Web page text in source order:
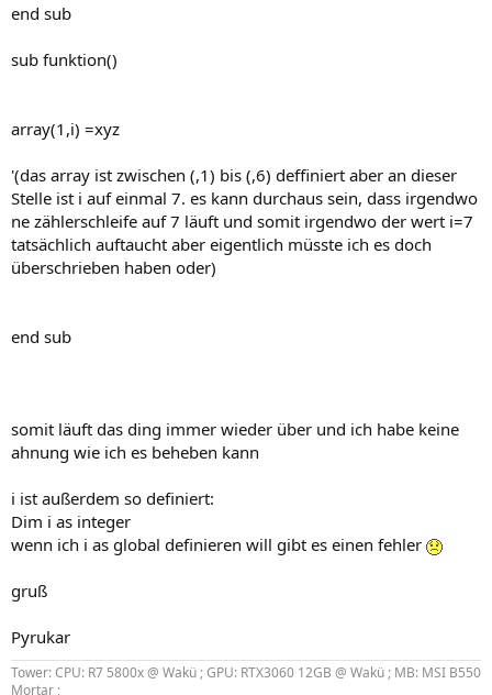
end sub
sub funktion()
array(1,i) =xyz
'(das array ist zwischen (,1) bis (,6) deffiniert aber an dieser
Stelle ist i auf einmal 7. es kann durchaus sein, dass irgendwo
ne zählerschleife auf 7 läuft und somit irgendwo der wert i=7
tatsächlich auftaucht aber eigentlich müsste ich es doch
überschrieben haben oder)
end sub
somit läuft das ding immer wieder über und ich habe keine
ahnung wie ich es beheben kann
i ist außerdem so definiert:
Dim i as integer
wenn ich i as global definieren will gibt es einen fehler
gruß
Pyrukar
Tower: CPU: R7 5800x @ Wakü ; GPU: RTX3060 12GB @ Wakü ; MB: MSI B550
Mortar ;